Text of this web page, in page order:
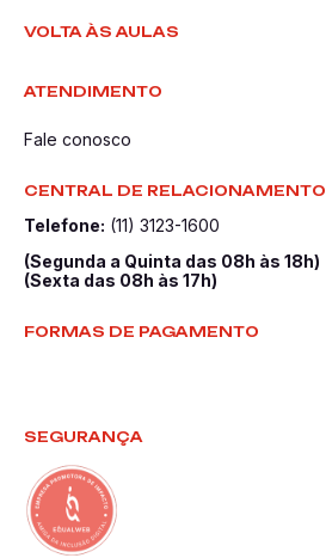
VOLTA ÀS AULAS
ATENDIMENTO
Fale conosco
CENTRAL DE RELACIONAMENTO
Telefone: (11) 3123-1600
(Segunda a Quinta das 08h às 18h)
(Sexta das 08h às 17h)
FORMAS DE PAGAMENTO
SEGURANÇA